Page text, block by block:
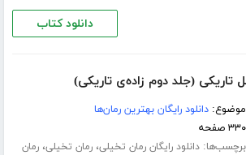
دانلود کتاب
تاریکی (جلد دوم زاده‌ی تاریکی)
موضوع:دانلود رایگان بهترین رمان‌ها
۳۳۰ صفحه
برچسب‌ها:دانلود رایگان رمان تخیلی،رمان تخیلی،رمان